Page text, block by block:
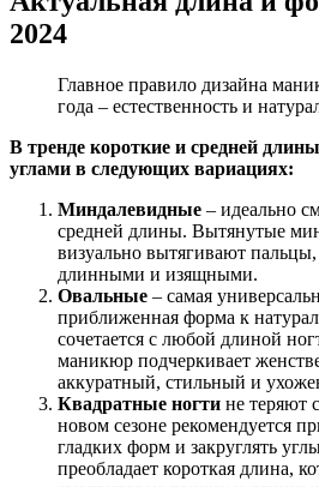
2024
Главное правило дизайна
года – естественность и
В тренде короткие и средней
углами в следующих вариациях:
Миндалевидные – идеально
средней длины. Вытянутые
визуально вытягивают пальцы,
длинными и изящными.
Овальные – самая
приближенная форма к
сочетается с любой длиной
маникюр подчеркивает
аккуратный, стильный и
Квадратные ногти не теряют
новом сезоне рекомендуется
гладких форм и закруглять
преобладает короткая длина,